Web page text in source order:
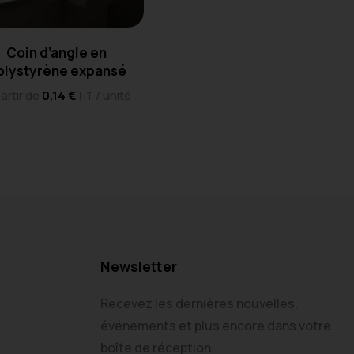
Coin d’angle en
expansé
0,14 €
Newsletter
Recevez les dernières nouvelles,
événements et plus encore dans votre
boîte de réception.